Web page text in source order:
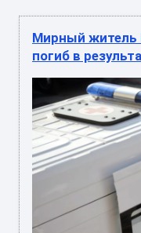
Мирный житель
погиб в